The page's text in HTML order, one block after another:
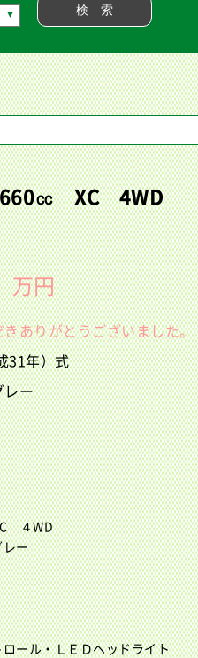
660㏄ XC 4WD
万円
ありがとうございました。
31年）式
レー
４WD
ー
ール・ＬＥＤヘッドライト